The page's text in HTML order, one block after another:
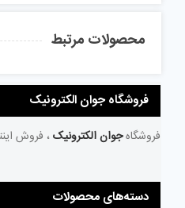
محصولات مرتبط
فروشگاه جوان الکترونیک
فروشگاهجوان الکترونیک ، فروش
دسته‌های محصولات